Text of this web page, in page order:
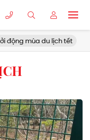
mùa du lịch tết